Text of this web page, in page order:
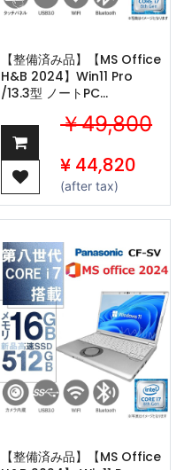
【整備済み品】【MS Office
H&B 2024】Win11 Pro
/13.3型 ノートPC
i7-8550U /Webカメ
ラ/wajunの
wifi/Bluetooth/16GB
/512GB SSD
￥49,800
¥ 44,820
(after tax)
【整備済み品】【MS Office